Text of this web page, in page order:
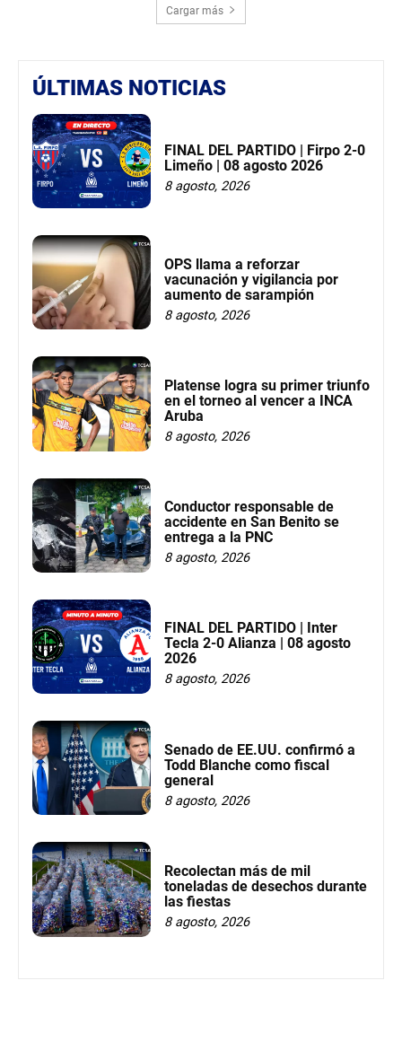
Cargar más
ÚLTIMAS NOTICIAS
FINAL DEL PARTIDO | Firpo 2-0
Limeño | 08 agosto 2026
8 agosto, 2026
OPS llama a reforzar
vacunación y vigilancia por
aumento de sarampión
8 agosto, 2026
Platense logra su primer triunfo
en el torneo al vencer a INCA
Aruba
8 agosto, 2026
Conductor responsable de
accidente en San Benito se
entrega a la PNC
8 agosto, 2026
FINAL DEL PARTIDO | Inter
Tecla 2-0 Alianza | 08 agosto
2026
8 agosto, 2026
Senado de EE.UU. confirmó a
Todd Blanche como fiscal
general
8 agosto, 2026
Recolectan más de mil
toneladas de desechos durante
las fiestas
8 agosto, 2026